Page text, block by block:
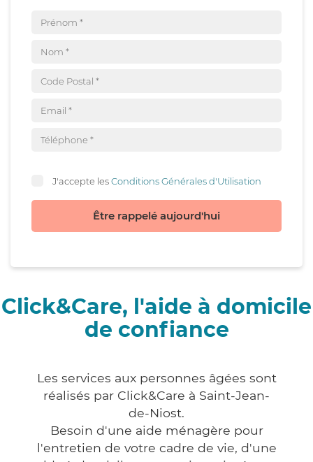
J'accepte lesConditions Générales d'Utilisation
Être rappelé aujourd'hui
Click&Care, l'aide à domicile
de confiance
Les services aux personnes âgées sont
réalisés par Click&Care à Saint-Jean-
de-Niost.
Besoin d'une aide ménagère pour
l'entretien de votre cadre de vie, d'une